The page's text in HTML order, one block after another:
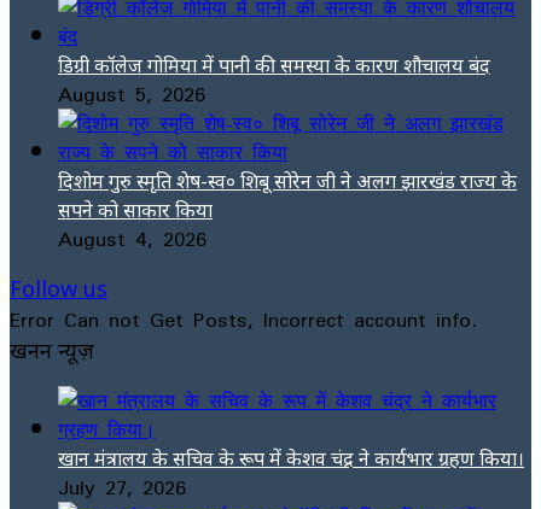
डिग्री कॉलेज गोमिया में पानी की समस्या के कारण शौचालय बंद
August 5, 2026
दिशोम गुरु स्मृति शेष-स्व० शिबू सोरेन जी ने अलग झारखंड राज्य के
सपने को साकार किया
August 4, 2026
Follow us
Error Can not Get Posts, Incorrect account info.
खनन न्यूज़
खान मंत्रालय के सचिव के रूप में केशव चंद्र ने कार्यभार ग्रहण किया।
July 27, 2026